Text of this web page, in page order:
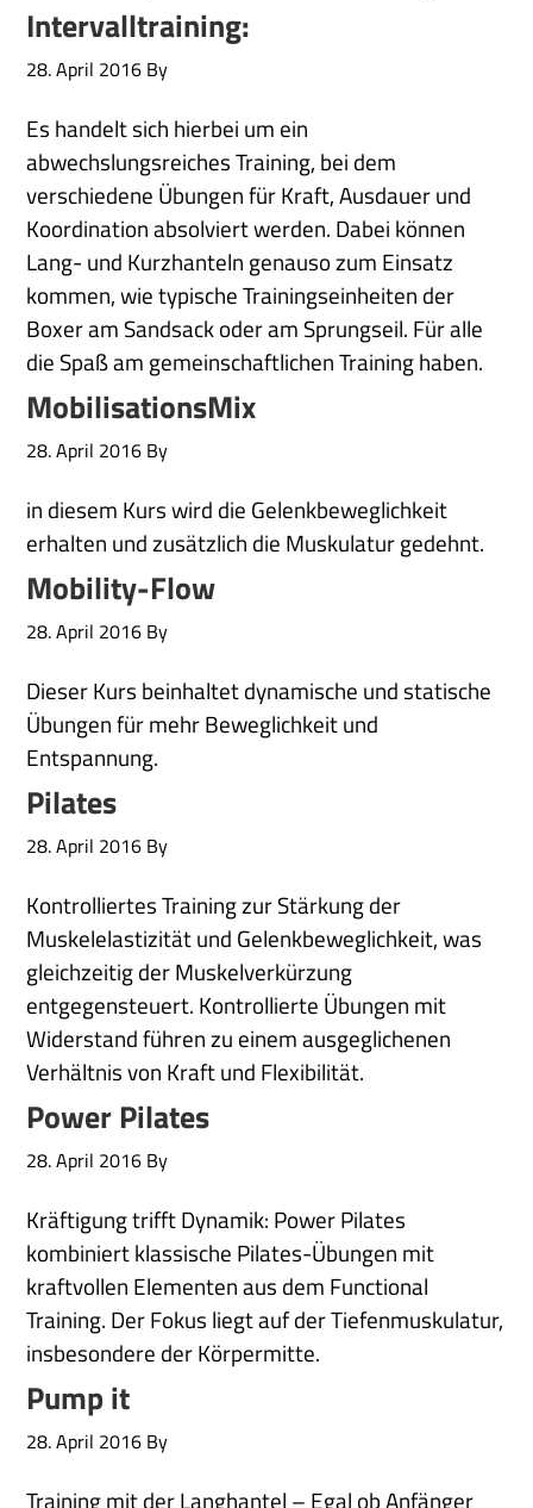
Intervalltraining:
28. April 2016 By
Es handelt sich hierbei um ein
abwechslungsreiches Training, bei dem
verschiedene Übungen für Kraft, Ausdauer und
Koordination absolviert werden. Dabei können
Lang- und Kurzhanteln genauso zum Einsatz
kommen, wie typische Trainingseinheiten der
Boxer am Sandsack oder am Sprungseil. Für alle
die Spaß am gemeinschaftlichen Training haben.
MobilisationsMix
28. April 2016 By
in diesem Kurs wird die Gelenkbeweglichkeit
erhalten und zusätzlich die Muskulatur gedehnt.
Mobility-Flow
28. April 2016 By
Dieser Kurs beinhaltet dynamische und statische
Übungen für mehr Beweglichkeit und
Entspannung.
Pilates
28. April 2016 By
Kontrolliertes Training zur Stärkung der
Muskelelastizität und Gelenkbeweglichkeit, was
gleichzeitig der Muskelverkürzung
entgegensteuert. Kontrollierte Übungen mit
Widerstand führen zu einem ausgeglichenen
Verhältnis von Kraft und Flexibilität.
Power Pilates
28. April 2016 By
Kräftigung trifft Dynamik: Power Pilates
kombiniert klassische Pilates-Übungen mit
kraftvollen Elementen aus dem Functional
Training. Der Fokus liegt auf der Tiefenmuskulatur,
insbesondere der Körpermitte.
Pump it
28. April 2016 By
Training mit der Langhantel – Egal ob Anfänger